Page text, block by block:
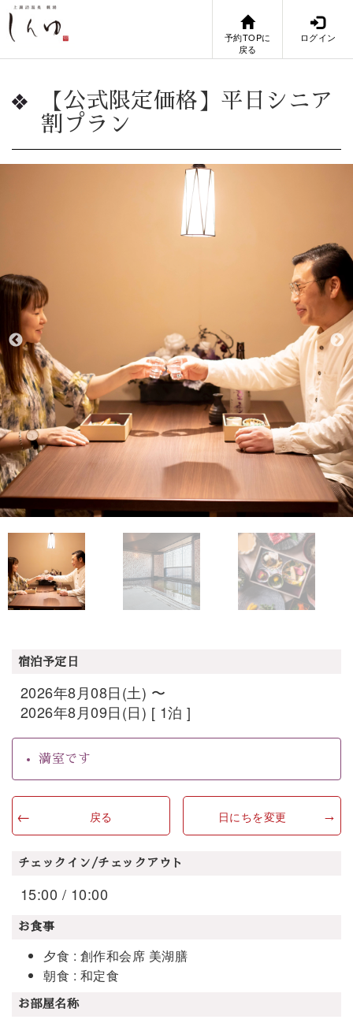
予約TOPに
戻る
ログイン
【公式限定価格】平日シニア
割プラン
宿泊予定日
2026年8月08日(土) 〜
2026年8月09日(日) [ 1泊 ]
満室です
戻る 日にちを変更
チェックイン/チェックアウト
15:00 / 10:00
お食事
夕食 : 創作和会席 美湖膳
朝食 : 和定食
お部屋名称